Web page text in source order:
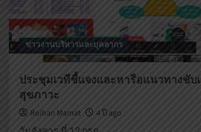
จัดการ
ด้าน
การ
เงิน
ตาม
หลัก
ปรัชญา
เศรษฐกิจ
พอ
เพียง
ข่าวงานบริหารและบุคลากร
ประชุมเวทีชี้แจงและหารือแนวทางขับ
สุขภาวะ
Roihan Mamat
4 ปี ago